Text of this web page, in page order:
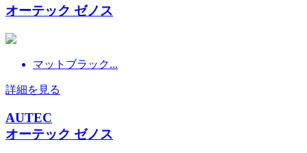
オーテック ゼノス
マットブラック...
詳細を見る
AUTEC
オーテック ゼノス